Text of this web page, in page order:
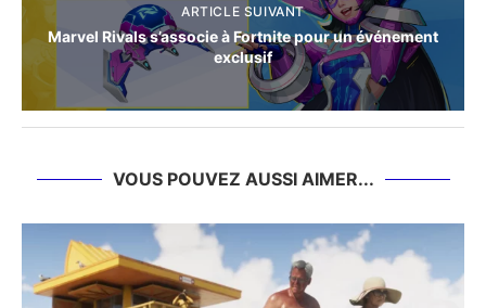
ARTICLE SUIVANT
Marvel Rivals s’associe à Fortnite pour un événement
exclusif
VOUS POUVEZ AUSSI AIMER...